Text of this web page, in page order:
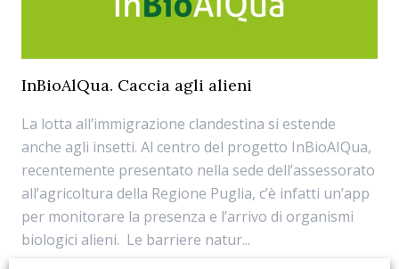
InBioAlQua. Caccia agli alieni
La lotta all’immigrazione clandestina si estende
anche agli insetti. Al centro del progetto InBioAIQua,
recentemente presentato nella sede dell’assessorato
all’agricoltura della Regione Puglia, c’è infatti un’app
per monitorare la presenza e l’arrivo di organismi
biologici alieni. Le barriere natur...